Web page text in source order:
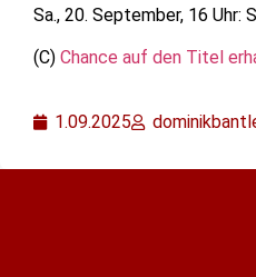
Sa., 20. September, 16
(C) Chance auf den Titel
1.09.2025